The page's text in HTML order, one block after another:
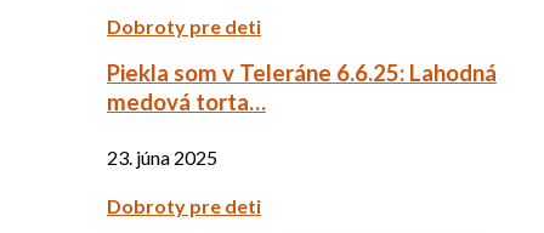
Dobroty pre deti
Piekla som v Teleráne 6.6.25: Lahodná
medová torta…
23. júna 2025
Dobroty pre deti